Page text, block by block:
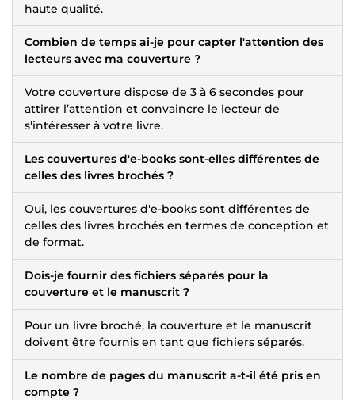
haute qualité.
Combien de temps ai-je pour capter l'attention des
lecteurs avec ma couverture ?
Votre couverture dispose de 3 à 6 secondes pour
attirer l’attention et convaincre le lecteur de
s'intéresser à votre livre.
Les couvertures d'e-books sont-elles différentes de
celles des livres brochés ?
Oui, les couvertures d'e-books sont différentes de
celles des livres brochés en termes de conception et
de format.
Dois-je fournir des fichiers séparés pour la
couverture et le manuscrit ?
Pour un livre broché, la couverture et le manuscrit
doivent être fournis en tant que fichiers séparés.
Le nombre de pages du manuscrit a-t-il été pris en
compte ?